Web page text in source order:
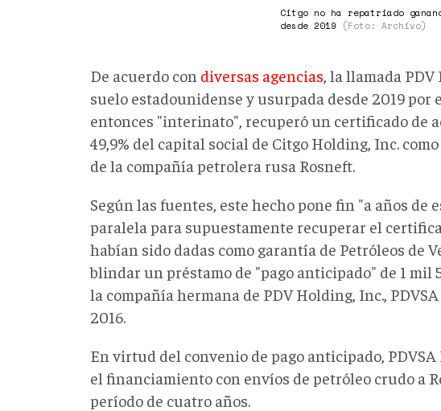
Citgo no ha repatriado
desde 2019
(Foto: Archivo)
De acuerdo con diversas agencias, la llamada
suelo estadounidense y usurpada desde 2019 por
entonces "interinato", recuperó un certificado de
49,9% del capital social de Citgo Holding, Inc.
de la compañía petrolera rusa Rosneft.
Según las fuentes, este hecho pone fin "a años de
paralela para supuestamente recuperar el
habían sido dadas como garantía de Petróleos de
blindar un préstamo de "pago anticipado" de 1 mil
la compañía hermana de PDV Holding, Inc., PDVSA
2016.
En virtud del convenio de pago anticipado, PDVSA
el financiamiento con envíos de petróleo crudo a
período de cuatro años.